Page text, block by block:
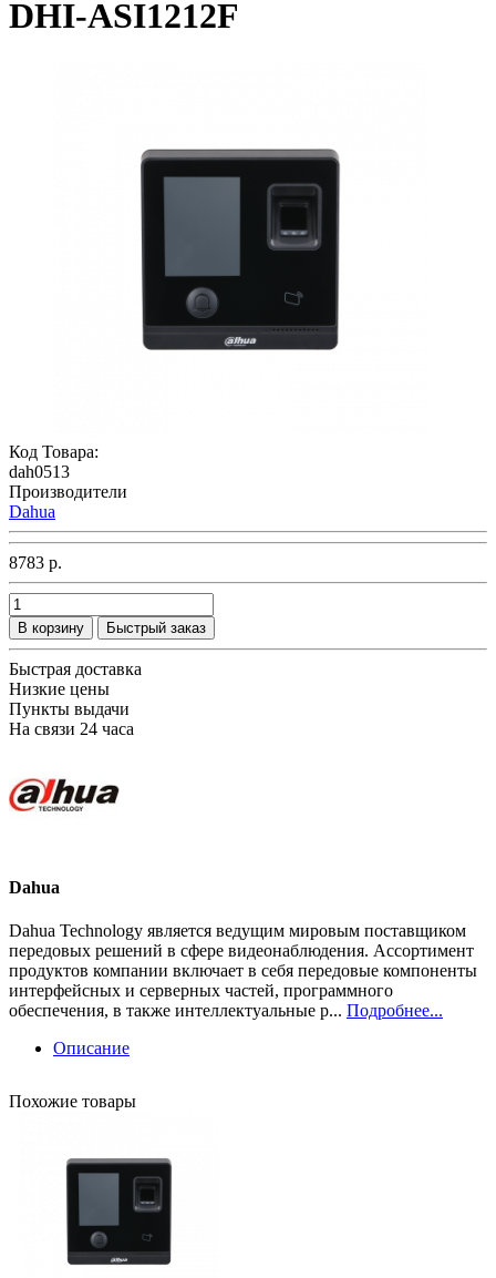
DHI-ASI1212F
Код Товара:
dah0513
Производители
Dahua
8783 р.
В корзину Быстрый заказ
Быстрая доставка
Низкие цены
Пункты выдачи
На связи 24 часа
Dahua
Dahua Technology является ведущим мировым поставщиком
передовых решений в сфере видеонаблюдения. Ассортимент
продуктов компании включает в себя передовые компоненты
интерфейсных и серверных частей, программного
обеспечения, в также интеллектуальные р... Подробнее...
Описание
Похожие товары